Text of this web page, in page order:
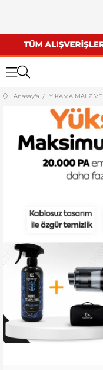
Anasayfa YIKAMA MALZ VE